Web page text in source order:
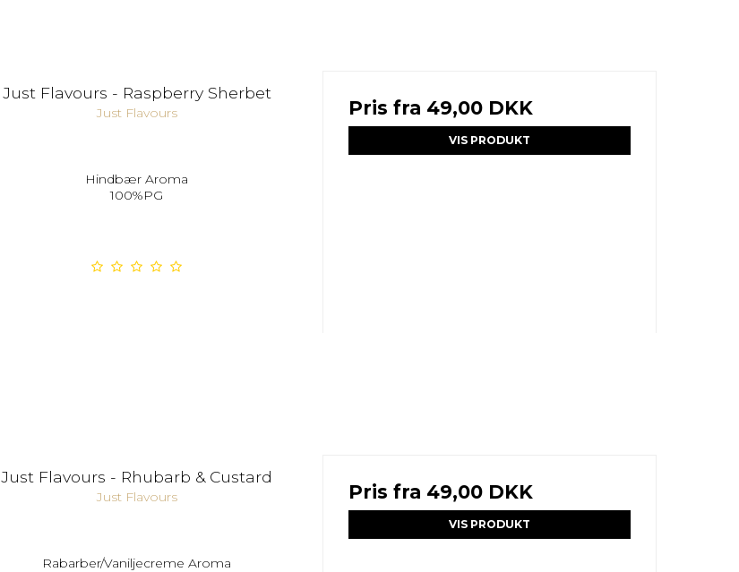
Just Flavours - Raspberry Sherbet
Just Flavours
Hindbær Aroma
100%PG
Pris fra 49,00 DKK
VIS PRODUKT
Just Flavours - Rhubarb & Custard
Just Flavours
Rabarber/Vaniljecreme Aroma
Pris fra 49,00 DKK
VIS PRODUKT